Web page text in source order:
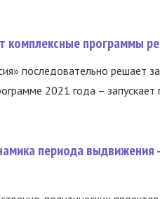
комплексные программы
последовательно решает
2021 года – запускает
периода выдвижения